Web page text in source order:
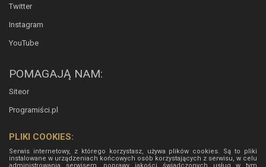
Twitter
Instagram
YouTube
POMAGAJĄ NAM:
Siteor
Programiści.pl
PLIKI COOKIES:
Serwis internetowy, z którego korzystasz, używa plików cookies. Są to pliki
instalowane w urządzeniach końcowych osób korzystających z serwisu, w celu